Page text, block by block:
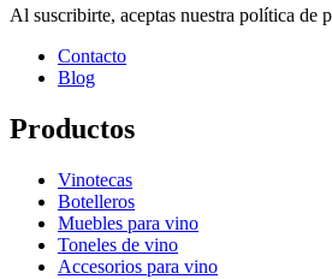
Al suscribirte, aceptas nuestra política de
Contacto
Blog
Productos
Vinotecas
Botelleros
Muebles para vino
Toneles de vino
Accesorios para vino